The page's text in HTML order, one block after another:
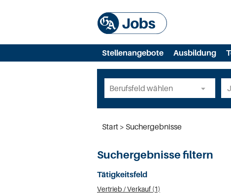
Stellenangebote Ausbildung
Start Suchergebnisse
Suchergebnisse filtern
Tätigkeitsfeld
Vertrieb / Verkauf (1)